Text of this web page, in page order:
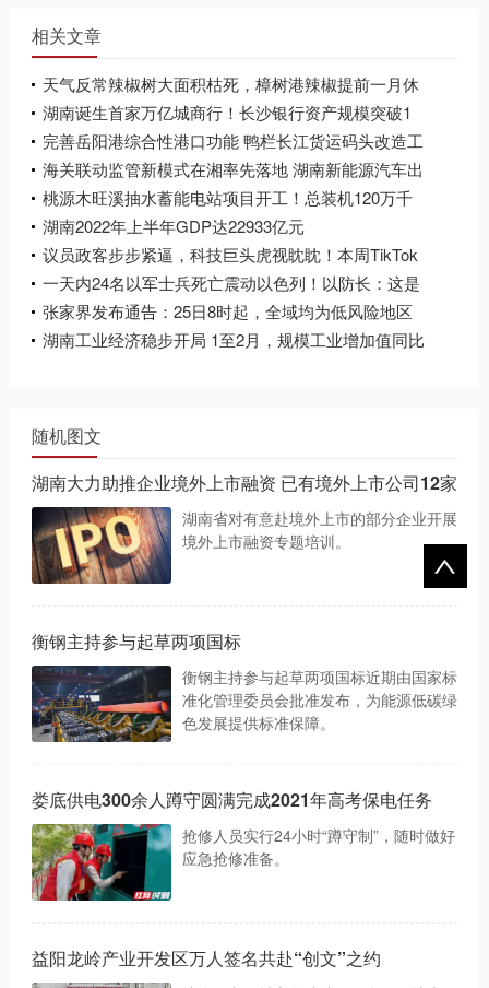
相关文章
天气反常辣椒树大面积枯死，樟树港辣椒提前一月休
市
湖南诞生首家万亿城商行！长沙银行资产规模突破1
万亿元
完善岳阳港综合性港口功能 鸭栏长江货运码头改造工
程可研获批
海关联动监管新模式在湘率先落地 湖南新能源汽车出
口更加顺畅
桃源木旺溪抽水蓄能电站项目开工！总装机120万千
瓦，计划总投资86亿元
湖南2022年上半年GDP达22933亿元
议员政客步步紧逼，科技巨头虎视眈眈！本周TikTok
在美面临危险表决
一天内24名以军士兵死亡震动以色列！以防长：这是
个“沉重打击”
张家界发布通告：25日8时起，全域均为低风险地区
湖南工业经济稳步开局 1至2月，规模工业增加值同比
随机图文
湖南大力助推企业境外上市融资 已有境外上市公司12家
湖南省对有意赴境外上市的部分企业开展
境外上市融资专题培训。
衡钢主持参与起草两项国标
衡钢主持参与起草两项国标近期由国家标
准化管理委员会批准发布，为能源低碳绿
色发展提供标准保障。
娄底供电300余人蹲守圆满完成2021年高考保电任务
抢修人员实行24小时“蹲守制”，随时做好
应急抢修准备。
益阳龙岭产业开发区万人签名共赴“创文”之约